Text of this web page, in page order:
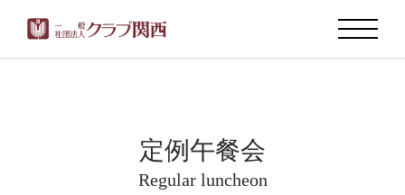
定例午餐会
Regular luncheon